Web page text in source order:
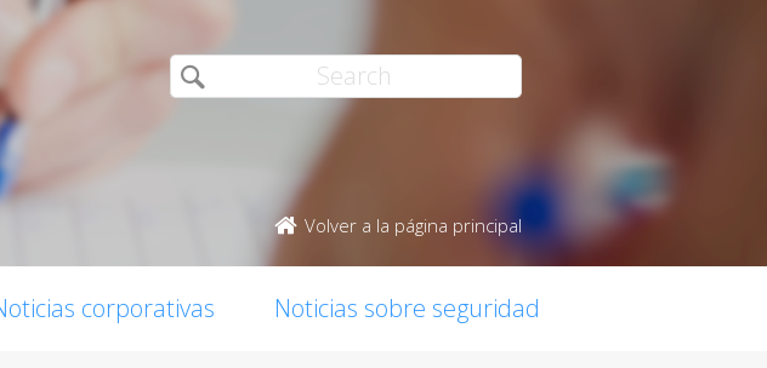
Volver a la página principal
corporativas Noticias sobre seguridad